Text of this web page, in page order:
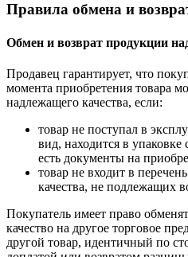
Правила обмена и
Обмен и возврат продукции
Продавец гарантирует, что
момента приобретения товара
надлежащего качества, если:
товар не поступал в
вид, находится в
есть документы на
товар не входит в
качества, не подлежащих
Покупатель имеет право
качество на другое торговое
другой товар, идентичный по